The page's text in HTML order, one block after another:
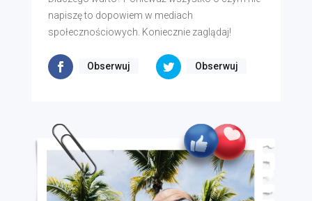
napiszę to dopowiem w mediach
społecznościowych. Koniecznie zaglądaj!
Obserwuj Obserwuj